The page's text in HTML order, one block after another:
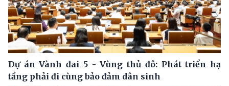
Dự án Vành đai 5 - Vùng thủ đô: Phát triển hạ
tầng phải đi cùng bảo đảm dân sinh